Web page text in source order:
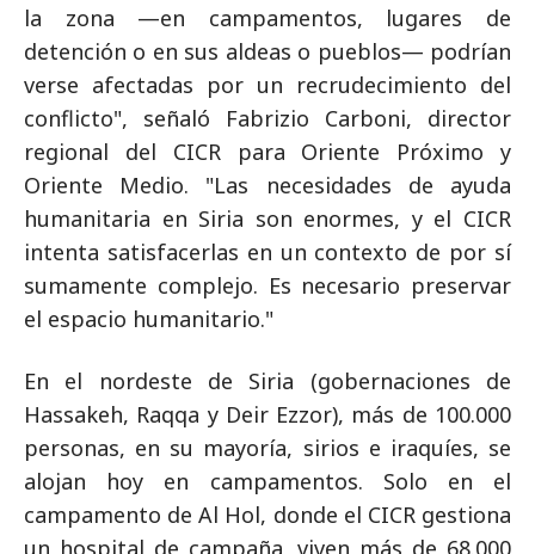
la zona —en campamentos, lugares de
detención o en sus aldeas o pueblos— podrían
verse afectadas por un recrudecimiento del
conflicto", señaló Fabrizio Carboni, director
regional del CICR para Oriente Próximo y
Oriente Medio. "Las necesidades de ayuda
humanitaria en Siria son enormes, y el CICR
intenta satisfacerlas en un contexto de por sí
sumamente complejo. Es necesario preservar
el espacio humanitario."
En el nordeste de Siria (gobernaciones de
Hassakeh, Raqqa y Deir Ezzor), más de 100.000
personas, en su mayoría, sirios e iraquíes, se
alojan hoy en campamentos. Solo en el
campamento de Al Hol, donde el CICR gestiona
un hospital de campaña, viven más de 68.000